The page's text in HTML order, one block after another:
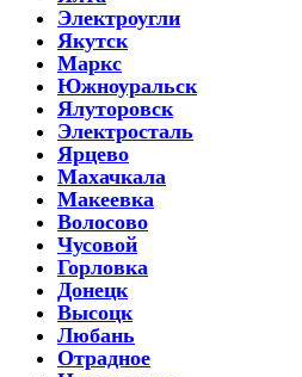
Электроугли
Якутск
Маркс
Южноуральск
Ялуторовск
Электросталь
Ярцево
Махачкала
Макеевка
Волосово
Чусовой
Горловка
Донецк
Высоцк
Любань
Отрадное